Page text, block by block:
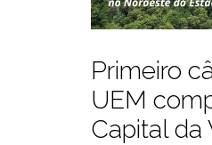
Primeiro
UEM
Capital da